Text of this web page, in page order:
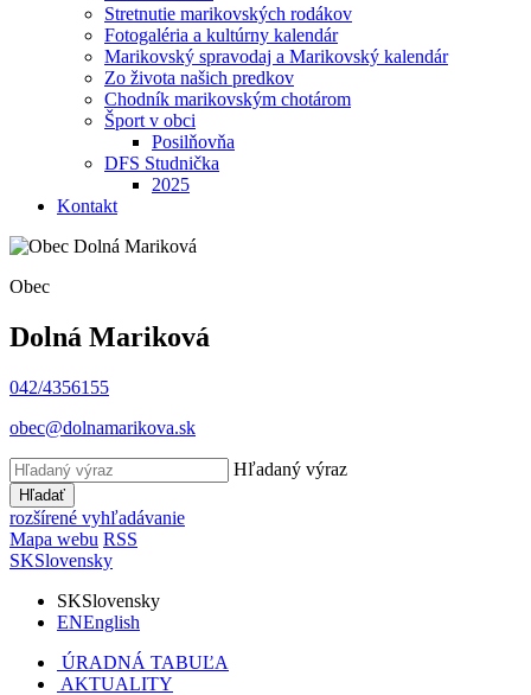
Stretnutie marikovských rodákov
Fotogaléria a kultúrny kalendár
Marikovský spravodaj a Marikovský kalendár
Zo života našich predkov
Chodník marikovským chotárom
Šport v obci
Posilňovňa
DFS Studnička
2025
Kontakt
Obec
Dolná Mariková
042/4356155
obec@dolnamarikova.sk
Hľadaný výraz
Hľadať
rozšírené vyhľadávanie
Mapa webu RSS
SKSlovensky
SKSlovensky
ENEnglish
ÚRADNÁ TABUĽA
AKTUALITY